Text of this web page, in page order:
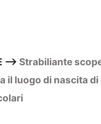
–> Strabiliante
il luogo di nascita di